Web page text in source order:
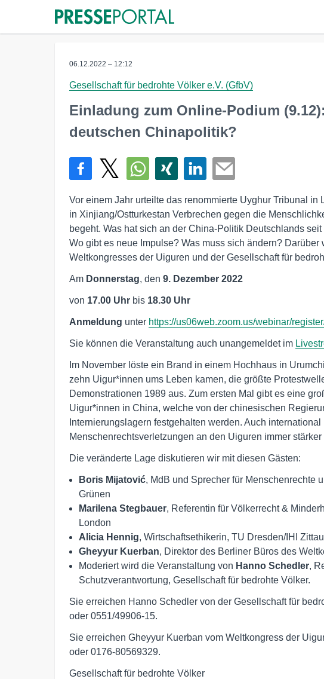
06.12.2022 – 12:12
Gesellschaft für bedrohte Völker e.V. (GfbV)
Einladung zum Online-Podium
deutschen Chinapolitik?
Vor einem Jahr urteilte das renommierte Uyghur Tribunal
in Xinjiang/Ostturkestan Verbrechen gegen die
begeht. Was hat sich an der China-Politik Deutschlands
Wo gibt es neue Impulse? Was muss sich ändern?
Weltkongresses der Uiguren und der Gesellschaft für
Am Donnerstag, den 9. Dezember 2022
von 17.00 Uhr bis 18.30 Uhr
Anmeldung unter https://us06web.zoom.us/webinar/
Sie können die Veranstaltung auch unangemeldet im
Im November löste ein Brand in einem Hochhaus in
zehn Uigur*innen ums Leben kamen, die größte
Demonstrationen 1989 aus. Zum ersten Mal gibt es eine
Uigur*innen in China, welche von der chinesischen
Internierungslagern festgehalten werden. Auch
Menschenrechtsverletzungen an den Uiguren immer stärker
Die veränderte Lage diskutieren wir mit diesen Gästen:
Boris Mijatović, MdB und Sprecher für Menschenrechte
Grünen
Marilena Stegbauer, Referentin für Völkerrecht &
London
Alicia Hennig, Wirtschaftsethikerin, TU Dresden/IHI
Gheyyur Kuerban, Direktor des Berliner Büros des
Moderiert wird die Veranstaltung von Hanno Schedler,
Schutzverantwortung, Gesellschaft für bedrohte Völker.
Sie erreichen Hanno Schedler von der Gesellschaft für
oder 0551/49906-15.
Sie erreichen Gheyyur Kuerban vom Weltkongress der
oder 0176-80569329.
Gesellschaft für bedrohte Völker